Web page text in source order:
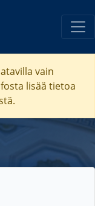
vain
lisää tietoa